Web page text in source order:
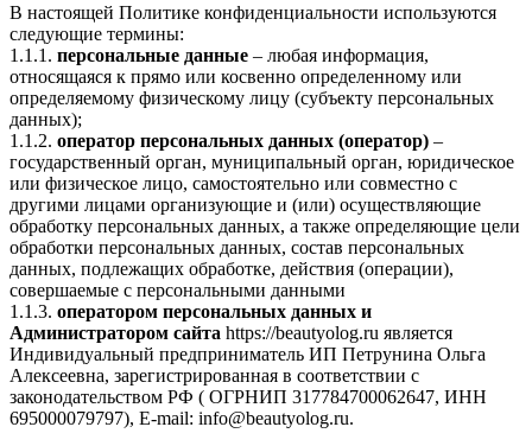
В настоящей Политике конфиденциальности используются
следующие термины:
1.1.1. персональные данные – любая информация,
относящаяся к прямо или косвенно определенному или
определяемому физическому лицу (субъекту персональных
данных);
1.1.2. оператор персональных данных (оператор) –
государственный орган, муниципальный орган, юридическое
или физическое лицо, самостоятельно или совместно с
другими лицами организующие и (или) осуществляющие
обработку персональных данных, а также определяющие цели
обработки персональных данных, состав персональных
данных, подлежащих обработке, действия (операции),
совершаемые с персональными данными
1.1.3. оператором персональных данных и
Администратором сайта https://beautyolog.ru является
Индивидуальный предприниматель ИП Петрунина Ольга
Алексеевна, зарегистрированная в соответствии с
законодательством РФ ( ОГРНИП 317784700062647, ИНН
695000079797), E-mail: info@beautyolog.ru.